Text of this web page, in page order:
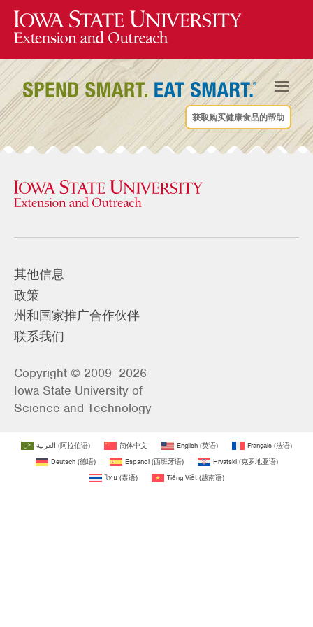
获取购买健康食品的帮助
其他信息
政策
州和国家推广合作伙伴
联系我们
Copyright © 2009–2026
Iowa State University of
Science and Technology
العربية (阿拉伯语) 简体中文 English (英语) Français (法语)
Deutsch(德语) Español(西班牙语) Hrvatski(克罗地亚语)
ไทย (泰语) Tiếng Việt(越南语)